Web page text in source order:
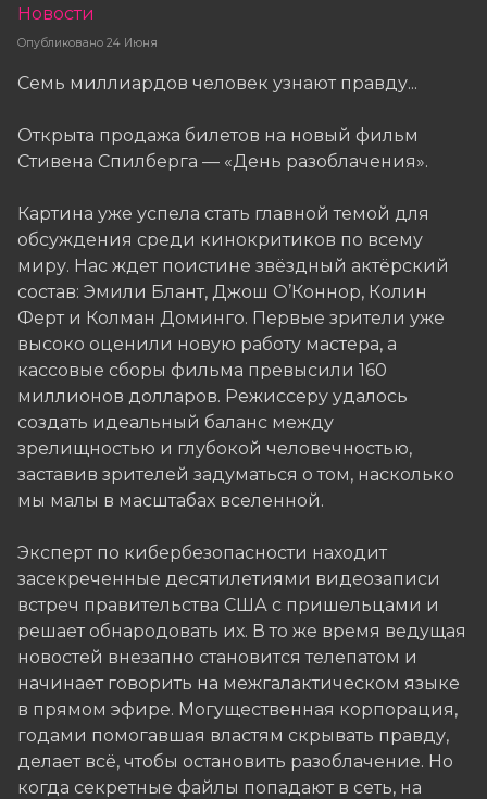
Опубликовано 24 Июня
Новости
Семь миллиардов человек узнают правду...
Открыта продажа билетов на новый фильм
Стивена Спилберга — «День разоблачения».
Картина уже успела стать главной темой для
обсуждения среди кинокритиков по всему
миру. Нас ждет поистине звёздный актёрский
состав: Эмили Блант, Джош О’Коннор, Колин
Ферт и Колман Доминго. Первые зрители уже
высоко оценили новую работу мастера, а
кассовые сборы фильма превысили 160
миллионов долларов. Режиссеру удалось
создать идеальный баланс между
зрелищностью и глубокой человечностью,
заставив зрителей задуматься о том, насколько
мы малы в масштабах вселенной.
Эксперт по кибербезопасности находит
засекреченные десятилетиями видеозаписи
встреч правительства США с пришельцами и
решает обнародовать их. В то же время ведущая
новостей внезапно становится телепатом и
начинает говорить на межгалактическом языке
в прямом эфире. Могущественная корпорация,
годами помогавшая властям скрывать правду,
делает всё, чтобы остановить разоблачение. Но
когда секретные файлы попадают в сеть, на